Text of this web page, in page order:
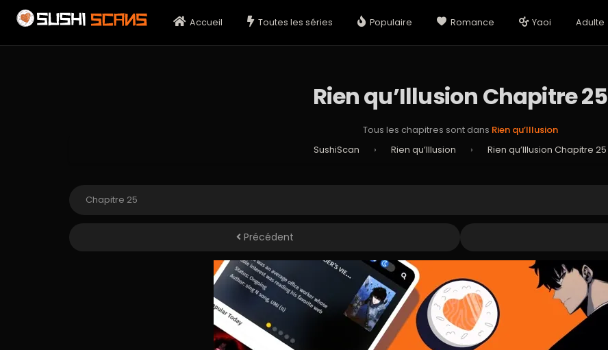
Accueil Toutes les séries Populaire Romance Yaoi Adulte
Rien qu’Illusion Chapitre 25
Tous les chapitres sont dans Rien qu’Illusion
SushiScan
› Rien qu’Illusion › Rien qu’Illusion Chapitre 25
Précédent